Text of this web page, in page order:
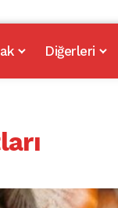
Diğerleri